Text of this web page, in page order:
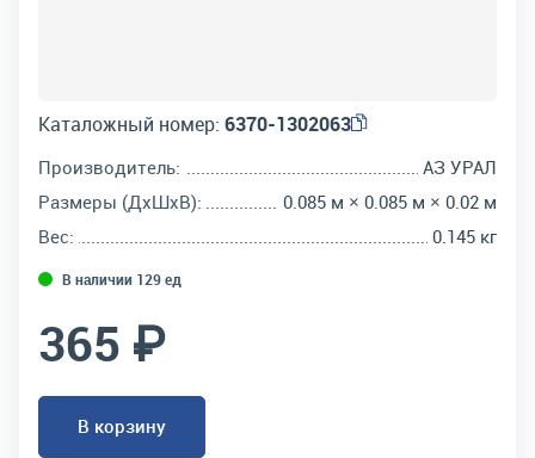
Каталожный номер: 6370-1302063
Производитель:
АЗ УРАЛ
Размеры (ДхШхВ):
0.085 м × 0.085 м × 0.02 м
Вес:
0.145 кг
В наличии 129 ед
365 ₽
В корзину